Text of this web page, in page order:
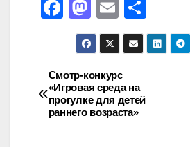
F
e
b
o
M
a
st
o
d
o
E
m
ail
тп
р
Смотр-конкурс
«Игровая среда на
прогулке для детей
раннего возраста»